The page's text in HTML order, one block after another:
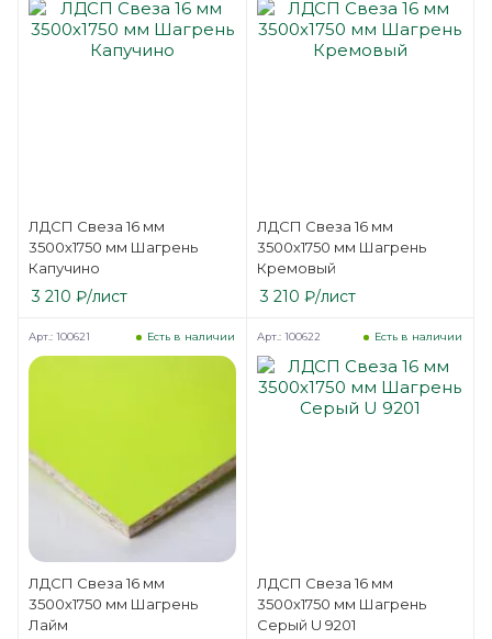
ЛДСП Свеза 16 мм
3500х1750 мм Шагрень
Капучино
3 210 ₽/лист
ЛДСП Свеза 16 мм
3500х1750 мм Шагрень
Кремовый
3 210 ₽/лист
ЛДСП Свеза 16 мм
3500х1750 мм Шагрень
Лайм
Есть в наличии
Арт.: 100621
ЛДСП Свеза 16 мм
3500х1750 мм Шагрень
Серый U 9201
Есть в наличии
Арт.: 100622